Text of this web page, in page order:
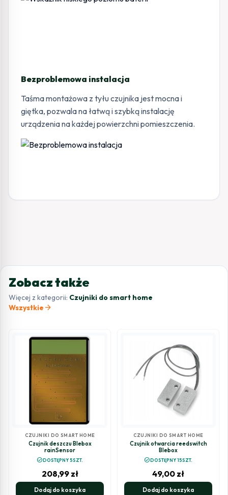
Bezproblemowa instalacja
Taśma montażowa z tyłu czujnika jest mocna i
giętka, pozwala na łatwą i szybką instalację
urządzenia na każdej powierzchni pomieszczenia.
Zobacz także
Więcej z kategorii: Czujniki do smart home
Wszystkie arrow_forward
CZUJNIKI DO SMART HOME
Czujnik deszczu Blebox
rainSensor
check_circleDOSTĘPNY 5SZT.
208,99 zł
Dodaj do koszyka
CZUJNIKI DO SMART HOME
Czujnik otwarcia reedswitch
Blebox
check_circleDOSTĘPNY 15SZT.
49,00 zł
Dodaj do koszyka